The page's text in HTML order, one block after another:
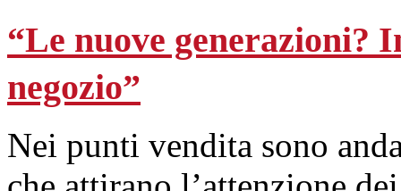
“Le nuove generazioni?
negozio”
Nei punti vendita sono